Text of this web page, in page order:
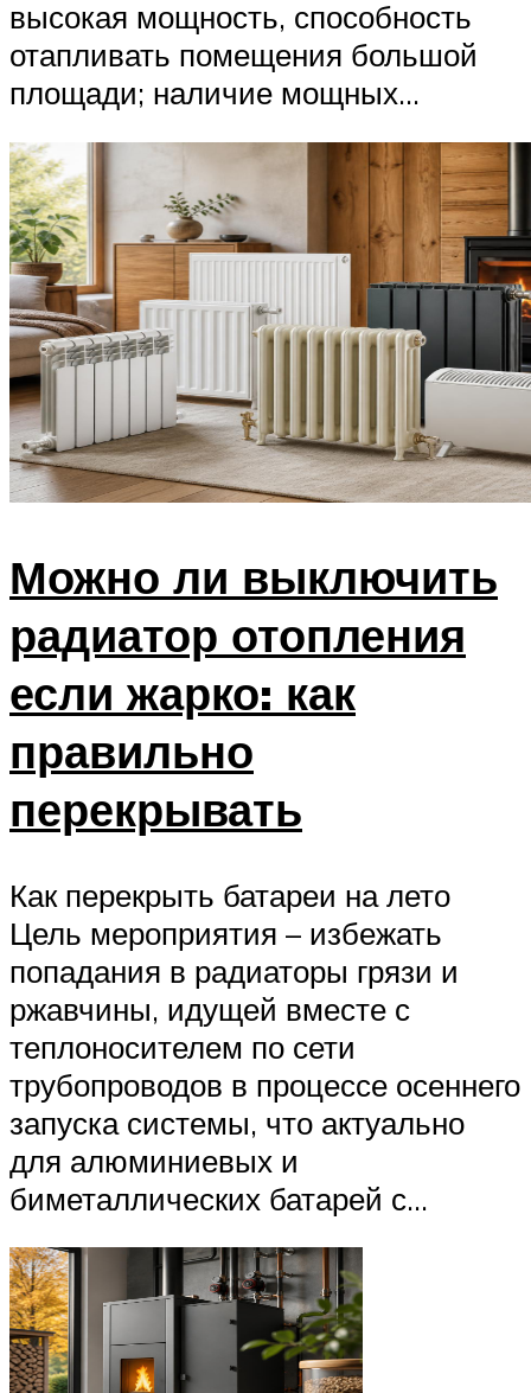
высокая мощность, способность
отапливать помещения большой
площади; наличие мощных...
Можно ли выключить
радиатор отопления
если жарко: как
правильно
перекрывать
Как перекрыть батареи на лето
Цель мероприятия – избежать
попадания в радиаторы грязи и
ржавчины, идущей вместе с
теплоносителем по сети
трубопроводов в процессе осеннего
запуска системы, что актуально
для алюминиевых и
биметаллических батарей с...